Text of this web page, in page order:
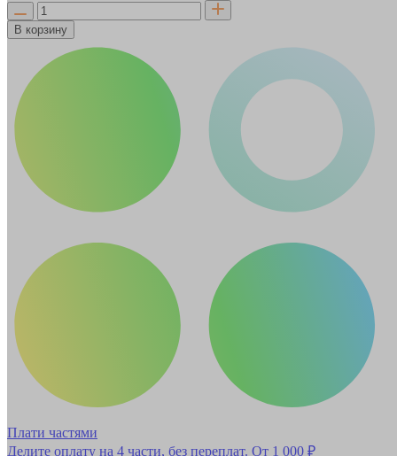
В корзину
Плати частями
Делите оплату на 4 части, без переплат. От 1 000 ₽